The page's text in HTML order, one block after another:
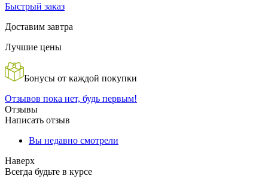
Быстрый заказ
Доставим завтра
Лучшие цены
Бонусы от каждой покупки
Отзывов пока нет, будь первым!
Отзывы
Написать отзыв
Вы недавно смотрели
Наверх
Всегда будьте в курсе